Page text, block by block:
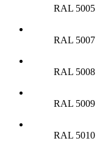
RAL 5005
RAL 5007
RAL 5008
RAL 5009
RAL 5010